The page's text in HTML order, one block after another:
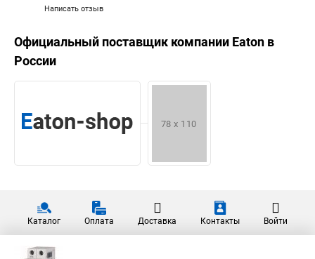
Написать отзыв
Официальный поставщик компании Eaton в
России
Каталог Оплата Доставка Контакты Войти